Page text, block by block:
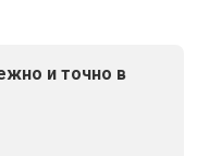
и точно в